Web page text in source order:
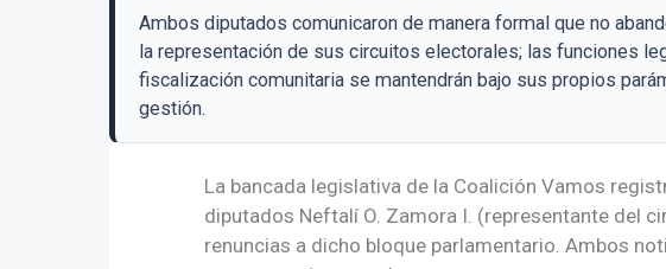
Ambos diputados comunicaron de manera formal que no
la representación de sus circuitos electorales; las funciones
fiscalización comunitaria se mantendrán bajo sus propios
gestión.
La bancada legislativa de la Coalición Vamos
diputados Neftalí O. Zamora I. (representante del
renuncias a dicho bloque parlamentario. Ambos